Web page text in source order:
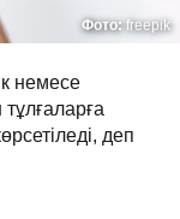
Фото:freepik
немесе
деп